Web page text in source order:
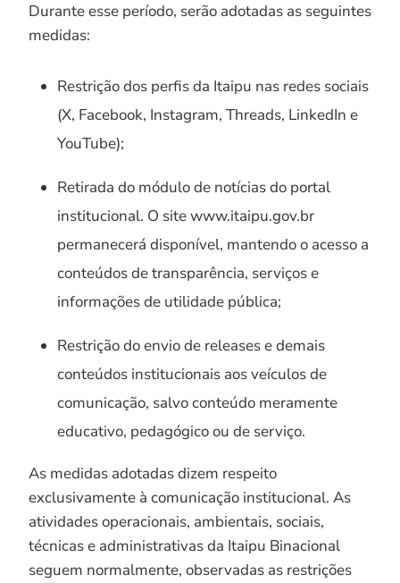
Durante esse período, serão adotadas as seguintes
medidas:
Restrição dos perfis da Itaipu nas redes sociais
(X, Facebook, Instagram, Threads, LinkedIn e
YouTube);
Retirada do módulo de notícias do portal
institucional. O site www.itaipu.gov.br
permanecerá disponível, mantendo o acesso a
conteúdos de transparência, serviços e
informações de utilidade pública;
Restrição do envio de releases e demais
conteúdos institucionais aos veículos de
comunicação, salvo conteúdo meramente
educativo, pedagógico ou de serviço.
As medidas adotadas dizem respeito
exclusivamente à comunicação institucional. As
atividades operacionais, ambientais, sociais,
técnicas e administrativas da Itaipu Binacional
seguem normalmente, observadas as restrições